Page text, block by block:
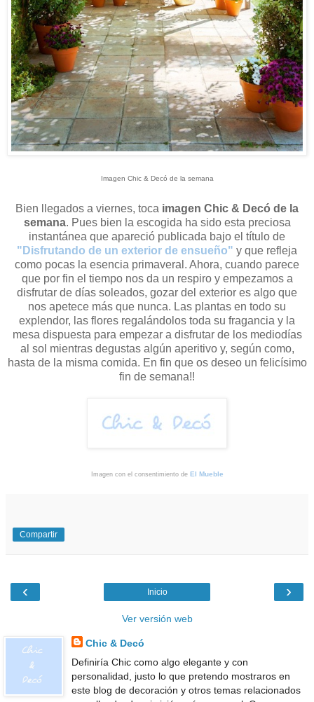
Imagen Chic & Decó de la semana
Bien llegados a viernes, toca imagen Chic & Decó de la
semana. Pues bien la escogida ha sido esta preciosa
instantánea que apareció publicada bajo el título de
"Disfrutando de un exterior de ensueño" y que refleja
como pocas la esencia primaveral. Ahora, cuando parece
que por fin el tiempo nos da un respiro y empezamos a
disfrutar de días soleados, gozar del exterior es algo que
nos apetece más que nunca. Las plantas en todo su
explendor, las flores regalándolos toda su fragancia y la
mesa dispuesta para empezar a disfrutar de los mediodías
al sol mientras degustas algún aperitivo y, según como,
hasta de la misma comida. En fin que os deseo un felicísimo
fin de semana!!
Imagen con el consentimiento de El Mueble
Compartir
‹ ›
Inicio
Ver versión web
Chic & Decó
Definiría Chic como algo elegante y con
personalidad, justo lo que pretendo mostraros en
este blog de decoración y otros temas relacionados